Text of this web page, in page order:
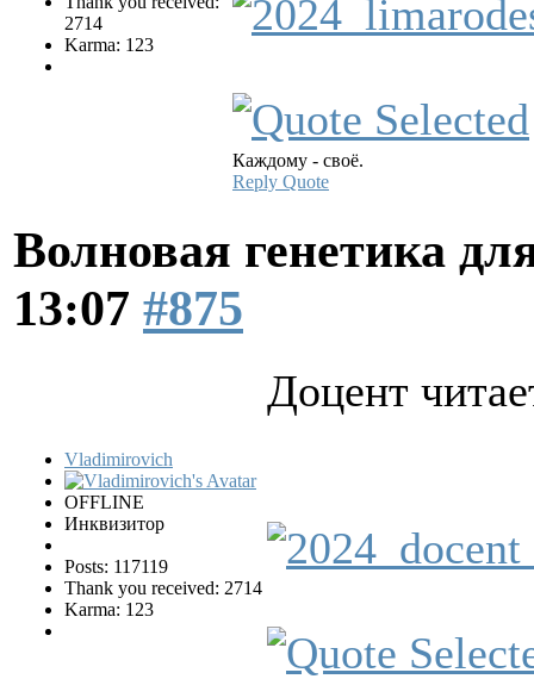
2714
Karma: 123
Каждому - своё.
Reply Quote
Волновая генетика
13:07 #875
Vladimirovich
OFFLINE
Инквизитор
Posts: 117119
Thank you received: 2714
Karma: 123
Доцент